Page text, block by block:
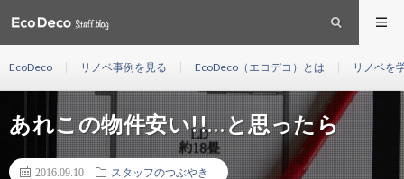
EcoDeco リノベ事例を見る EcoDeco（エコデコ）とは リノベを
あれこの物件安い!!…と思ったら
2016.09.10 スタッフのつぶやき